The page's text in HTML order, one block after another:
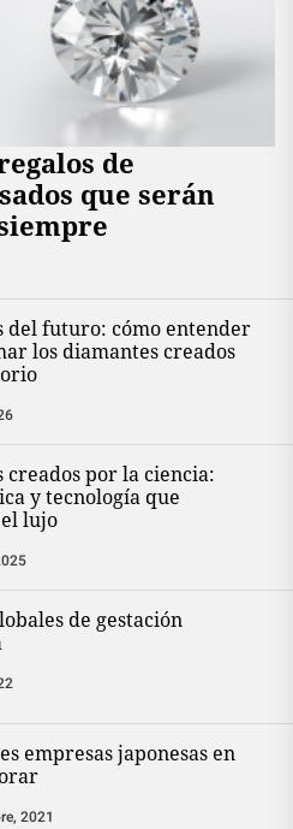
de
que serán
del futuro: cómo entender
los diamantes creados
creados por la ciencia:
y tecnología que
lujo
de gestación
empresas japonesas en
2021